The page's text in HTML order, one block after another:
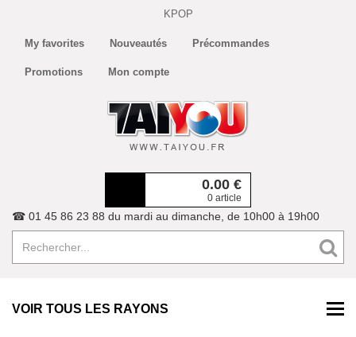
KPOP
My favorites Nouveautés Précommandes
Promotions Mon compte
0.00 €
0 article
☎ 01 45 86 23 88 du mardi au dimanche, de 10h00 à 19h00
VOIR TOUS LES RAYONS